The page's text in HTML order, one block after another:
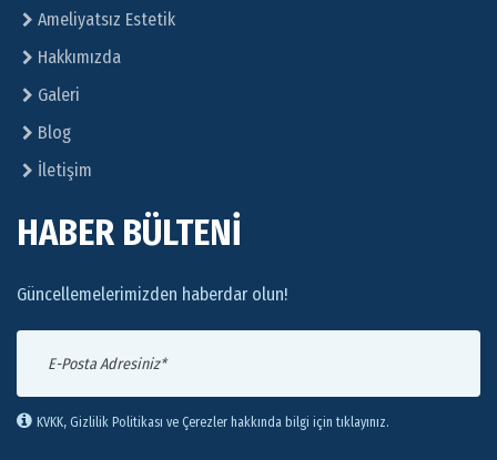
Ameliyatsız Estetik
Hakkımızda
Galeri
Blog
İletişim
HABER BÜLTENİ
Güncellemelerimizden haberdar olun!
KVKK, Gizlilik Politikası ve Çerezler hakkında bilgi için tıklayınız.